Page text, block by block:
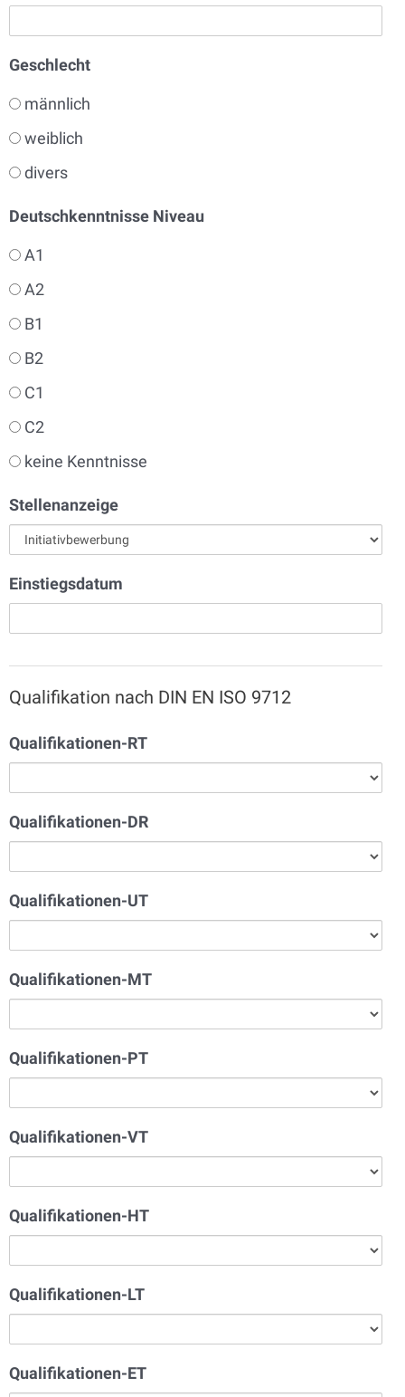
Geschlecht
männlich
weiblich
divers
Deutschkenntnisse Niveau
A1
A2
B1
B2
C1
C2
keine Kenntnisse
Stellenanzeige
Einstiegsdatum
Qualifikation nach DIN EN ISO 9712
Qualifikationen-RT
Qualifikationen-DR
Qualifikationen-UT
Qualifikationen-MT
Qualifikationen-PT
Qualifikationen-VT
Qualifikationen-HT
Qualifikationen-LT
Qualifikationen-ET